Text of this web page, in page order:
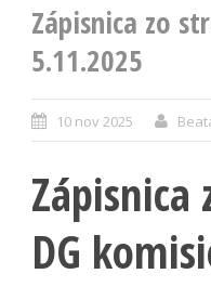
Zápisnica zo
5.11.2025
10 nov 2025
DG